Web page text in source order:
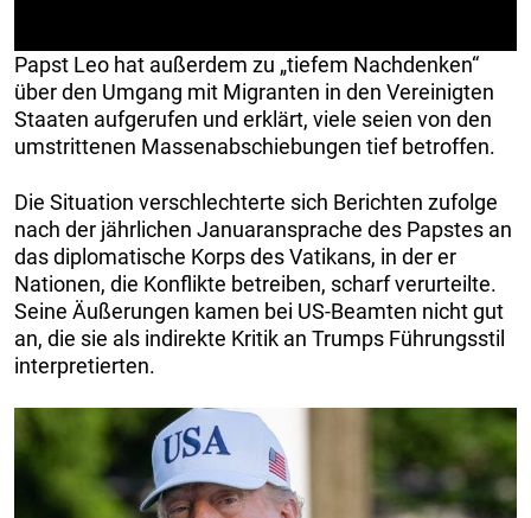
Papst Leo hat außerdem zu „tiefem Nachdenken“
über den Umgang mit Migranten in den Vereinigten
Staaten aufgerufen und erklärt, viele seien von den
umstrittenen Massenabschiebungen tief betroffen.
Die Situation verschlechterte sich Berichten zufolge
nach der jährlichen Januaransprache des Papstes an
das diplomatische Korps des Vatikans, in der er
Nationen, die Konflikte betreiben, scharf verurteilte.
Seine Äußerungen kamen bei US-Beamten nicht gut
an, die sie als indirekte Kritik an Trumps Führungsstil
interpretierten.